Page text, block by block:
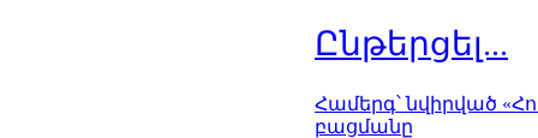
Ընթերցել...
Համերգ՝ նվիրված
բացմանը